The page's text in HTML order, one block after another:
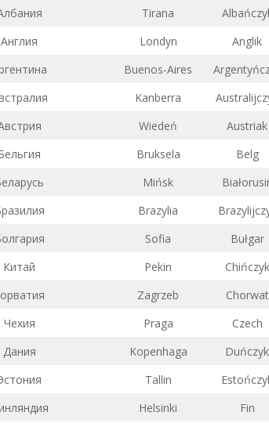
Tirana
Англия Londyn Anglik
Buenos-Aires
Kanberra
Wiedeń Austriak
Bruksela Belg
Mińsk
Brazylia
Sofia Bułgar
Китай Pekin Chińczyk
Zagrzeb Chorwat
Чехия Praga Czech
Дания Kopenhaga Duńczyk
Tallin
Helsinki Fin